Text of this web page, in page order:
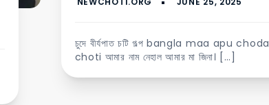
চুদে বীর্যপাত চটি গল্প bangla maa apu choda
choti আমার নাম নেহাল আমার মা জিনা। […]